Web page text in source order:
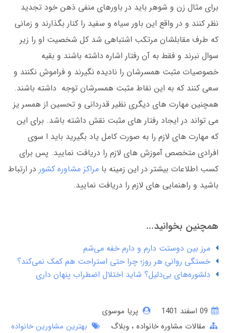
برای مثال زن و شوهر باید در باورهای منفی ذهن خود تجدید
نظر کنند و در واقع این باور سیاه و سفید را کنار بگذارند و زمانی
که طرف مقابلشان مرتکب اشتباهی شد کل شخصیت او را زیر
سوال نبرند و فقط به آن رفتار اشاره داشته باشند و بقیه
خصوصیات مثبت همسرشان را نادیده نگیرند و فراموش نکنند و
سعی کنند که به این نقاط مثبت همسرشان توجه داشته باشند.
همچنین مهارت های دیگری نظیر قدردانی و تحسین از همسر یز
می تواند در ایجاد رفتار های مثبت نقش داشته باشد. برای این
که مهارت های لازم را به صورت کامل یاد بگیرید باید ا سوی
افرادی متخصص آموزش های لازم را دریافت نمایید. پس برای
کسب اطلاعات بیشتر در این زمینه با مراکز مشاوره کشور در ارتباط
باشید و راهنمایی های لازم را دریافت نمایید.
همچنین بخوانید...
مرز بین دوستت دارم و دارم خفه می‌شم
خستگی روانیِ هر روز؛ چرا حتی استراحت هم کمک نمی‌کند؟
دلشوره‌های بی‌دلیل؟ شاید اختلال اضطراب پنهان داری
پریا موسوی
مقالات مشاوره خانواده وبلاگ
بهترین مشاورین خانواده